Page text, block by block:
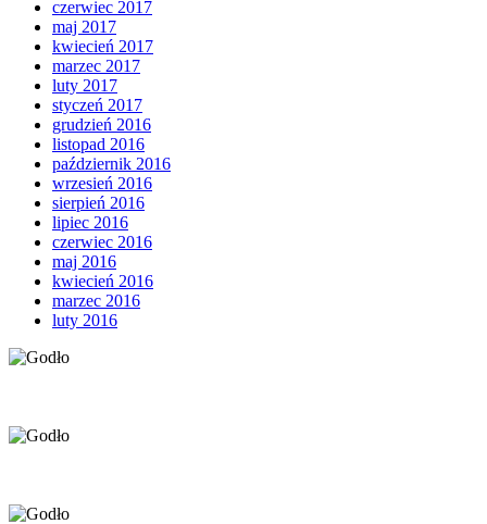
czerwiec 2017
maj 2017
kwiecień 2017
marzec 2017
luty 2017
styczeń 2017
grudzień 2016
listopad 2016
październik 2016
wrzesień 2016
sierpień 2016
lipiec 2016
czerwiec 2016
maj 2016
kwiecień 2016
marzec 2016
luty 2016